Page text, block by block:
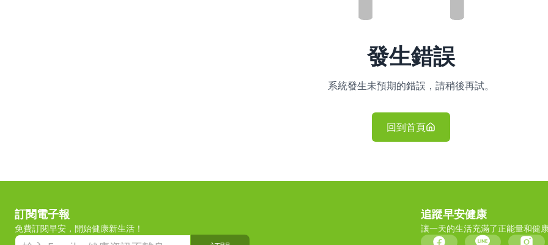
發生錯誤
系統發生未預期的錯誤，請稍後再試。
回到首頁
訂閱電子報
免費訂閱早安，開始健康新生活！
追蹤早安健康
讓一天的生活充滿了正能量和健